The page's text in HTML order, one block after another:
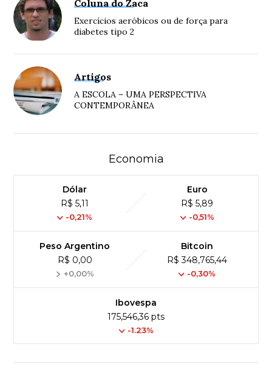
Coluna do Zaca
Exercícios aeróbicos ou de força para
diabetes tipo 2
Artigos
A ESCOLA – UMA PERSPECTIVA
CONTEMPORÂNEA
Economia
Dólar
R$ 5,11
-0,21%
Euro
R$ 5,89
-0,51%
Peso Argentino
R$ 0,00
+0,00%
Bitcoin
R$ 348,765,44
-0,30%
Ibovespa
175,546,36 pts
-1.23%